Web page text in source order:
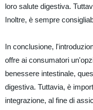
loro salute digestiva.
Inoltre, è sempre
In conclusione,
offre ai consumatori
benessere intestinale,
digestiva. Tuttavia, è
integrazione, al fine di